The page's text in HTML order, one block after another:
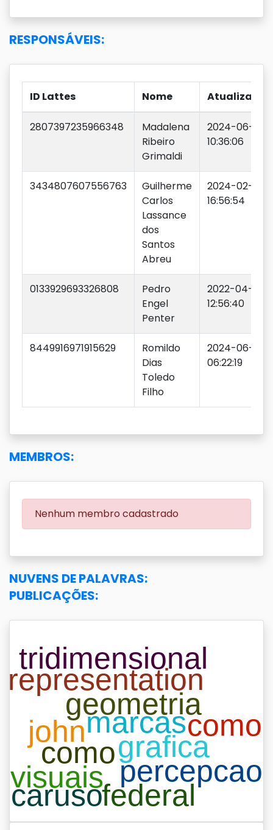
RESPONSÁVEIS:
ID Lattes Nome Atualização
2807397235966348
Madalena
Ribeiro
Grimaldi
2024-06-05
10:36:06
3434807607556763
Guilherme
Carlos
Lassance
dos
Santos
Abreu
2024-02-15
16:56:54
0133929693326808
Pedro
Engel
Penter
2022-04-29
12:56:40
8449916971915629
Romildo
Dias
Toledo
Filho
2024-06-11
06:22:19
MEMBROS:
Nenhum membro cadastrado
NUVENS DE PALAVRAS:
PUBLICAÇÕES: